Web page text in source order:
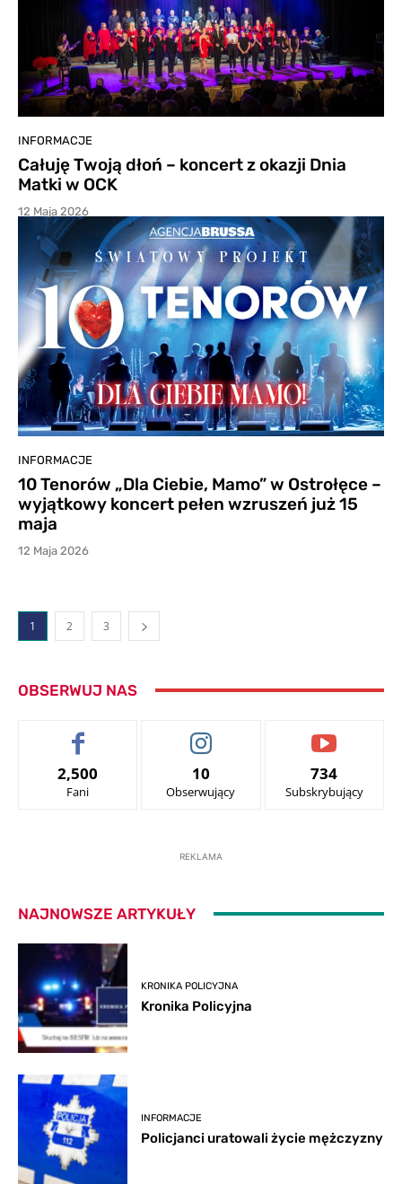
INFORMACJE
Całuję Twoją dłoń – koncert z okazji Dnia
Matki w OCK
12 Maja 2026
INFORMACJE
10 Tenorów „Dla Ciebie, Mamo” w Ostrołęce –
wyjątkowy koncert pełen wzruszeń już 15
maja
12 Maja 2026
1 2 3
OBSERWUJ NAS
2,500
Fani
10
Obserwujący
734
Subskrybujący
REKLAMA
NAJNOWSZE ARTYKUŁY
KRONIKA POLICYJNA
Kronika Policyjna
INFORMACJE
Policjanci uratowali życie mężczyzny